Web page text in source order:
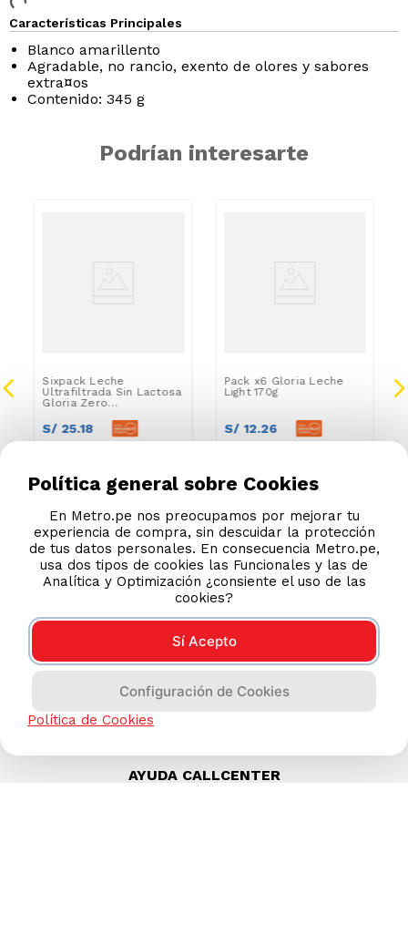
Características Principales
Blanco amarillento
Agradable, no rancio, exento de olores y sabores
extra¤os
Contenido: 345 g
Podrían interesarte
Sixpack Leche
Ultrafiltrada Sin Lactosa
Gloria Zero
S/ 25.18
Pack x6 Gloria Leche
Light 170g
S/ 12.26
AYUDA CALLCENTER
Política general sobre Cookies
En Metro.pe nos preocupamos por mejorar tu
experiencia de compra, sin descuidar la protección
de tus datos personales. En consecuencia Metro.pe,
usa dos tipos de cookies las Funcionales y las de
Analítica y Optimización ¿consiente el uso de las
cookies?
Sí Acepto
Configuración de Cookies
Política de Cookies